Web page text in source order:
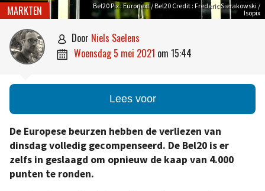
Bel20 Pix : Euronext / Bel20 Credit : Frederic Sierakowski /
Isopix
MARKTEN
 door Niels Saelens
 woensdag 5 mei 2021 om 15:44
Lees voor
De Europese beurzen hebben de verliezen van
dinsdag volledig gecompenseerd. De Bel20 is er
zelfs in geslaagd om opnieuw de kaap van 4.000
punten te ronden.